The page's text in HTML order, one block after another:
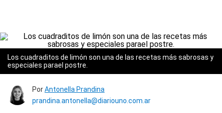
Los cuadraditos de limón son una de las recetas más sabrosas y
especiales parael postre.
PorAntonella Prandina
prandina.antonella@diariouno.com.ar